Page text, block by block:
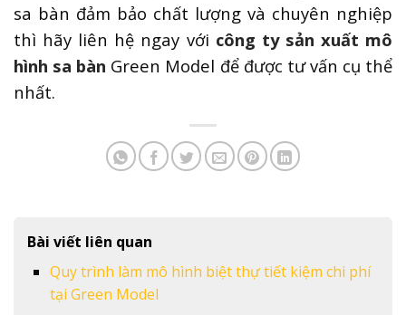
sa bàn đảm bảo chất lượng và chuyên nghiệp
thì hãy liên hệ ngay với công ty sản xuất mô
hình sa bàn Green Model để được tư vấn cụ thể
nhất.
Bài viết liên quan
Quy trình làm mô hình biệt thự tiết kiệm chi phí
tại Green Model